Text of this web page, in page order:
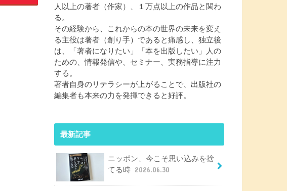
人以上の著者（作家）、１万点以上の作品と関わ
る。
その経験から、これからの本の世界の未来を変え
る主役は著者（創り手）であると痛感し、独立後
は、「著者になりたい」「本を出版したい」人の
ための、情報発信や、セミナー、実務指導に注力
する。
著者自身のリテラシーが上がることで、出版社の
編集者も本来の力を発揮できると好評。
最新記事
ニッポン、今こそ思い込みを捨
てる時 2026.06.30